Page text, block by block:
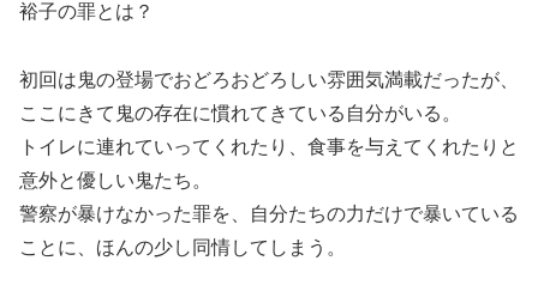
裕子の罪とは？
初回は鬼の登場でおどろおどろしい雰囲気満載だったが、
ここにきて鬼の存在に慣れてきている自分がいる。
トイレに連れていってくれたり、食事を与えてくれたりと
意外と優しい鬼たち。
警察が暴けなかった罪を、自分たちの力だけで暴いている
ことに、ほんの少し同情してしまう。